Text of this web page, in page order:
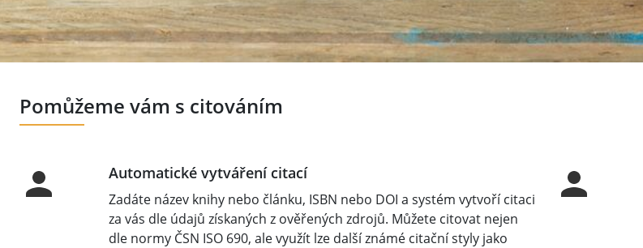
Pomůžeme vám s citováním
Automatické vytváření citací
Zadáte název knihy nebo článku, ISBN nebo DOI a systém vytvoří citaci
za vás dle údajů získaných z ověřených zdrojů. Můžete citovat nejen
dle normy ČSN ISO 690, ale využít lze další známé citační styly jako